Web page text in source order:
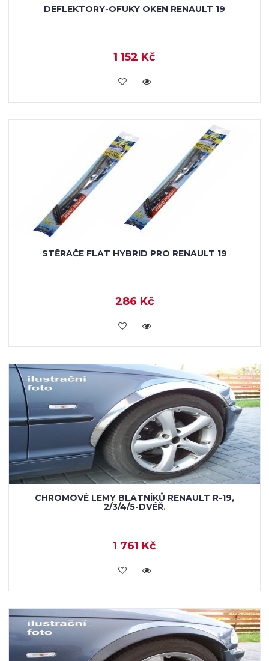
DEFLEKTORY-OFUKY OKEN RENAULT 19
1 152 Kč
KOUPIT
STĚRAČE FLAT HYBRID PRO RENAULT 19
286 Kč
KOUPIT
CHROMOVÉ LEMY BLATNÍKŮ RENAULT R-19,
2/3/4/5-DVÉŘ.
1 761 Kč
KOUPIT